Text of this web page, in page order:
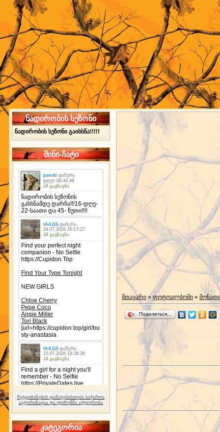
ნადირობის სეზონი
ნადირობის სეზონი გაიხსნა!!!!!
მინი-ჩატი
შეტყობინების დამატებისთვის საჭიროა
ავტორიზაცია და ფორუმში აქტიურობა
კატეგორია
მთავარი » ფოტოალბომი »
Поделиться…